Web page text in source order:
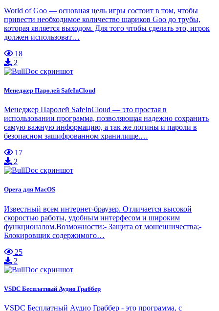
World of Goo — основная цель игры состоит в том, чтобы
привести необходимое количество шариков Goo до трубы,
которая является выходом. Для того чтобы сделать это, игрок
должен использоват…
18
2
Менеджер Паролей SafeInCloud
Менеджер Паролей SafeInCloud — это простая в
использовании программа, позволяющая надежно сохранить
самую важную информацию, а так же логины и пароли в
безопасном зашифрованном хранилище.…
17
2
Opera для MacOS
Известный всем интернет-браузер. Отличается высокой
скоростью работы, удобным интерфесом и широким
функционалом.Возможности:- Защита от мошенничества;-
Блокировщик содержимого…
25
2
VSDC Бесплатный Аудио Граббер
VSDC Бесплатный Аудио Граббер - это программа, с